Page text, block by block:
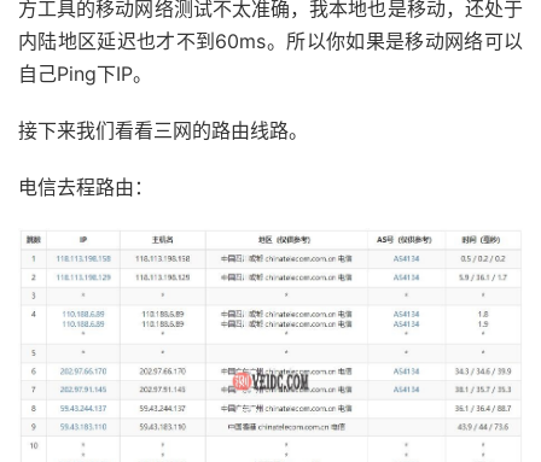
方工具的移动网络测试不太准确，我本地也是移动，还处于
内陆地区延迟也才不到60ms。所以你如果是移动网络可以
自己Ping下IP。
接下来我们看看三网的路由线路。
电信去程路由：